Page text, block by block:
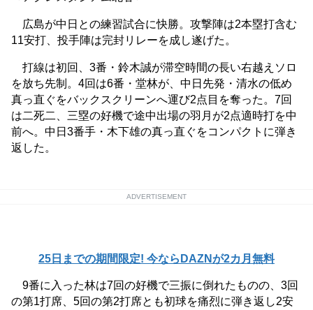
広島が中日との練習試合に快勝。攻撃陣は2本塁打含む
11安打、投手陣は完封リレーを成し遂げた。
打線は初回、3番・鈴木誠が滞空時間の長い右越えソロ
を放ち先制。4回は6番・堂林が、中日先発・清水の低め
真っ直ぐをバックスクリーンへ運び2点目を奪った。7回
は二死二、三塁の好機で途中出場の羽月が2点適時打を中
前へ。中日3番手・木下雄の真っ直ぐをコンパクトに弾き
返した。
ADVERTISEMENT
25日までの期間限定! 今ならDAZNが2カ月無料
9番に入った林は7回の好機で三振に倒れたものの、3回
の第1打席、5回の第2打席とも初球を痛烈に弾き返し2安